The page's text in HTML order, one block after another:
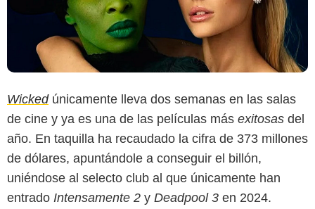
Wicked únicamente lleva dos semanas en las salas
de cine y ya es una de las películas más exitosas del
año. En taquilla ha recaudado la cifra de 373 millones
de dólares, apuntándole a conseguir el billón,
uniéndose al selecto club al que únicamente han
entrado Intensamente 2 y Deadpool 3 en 2024.